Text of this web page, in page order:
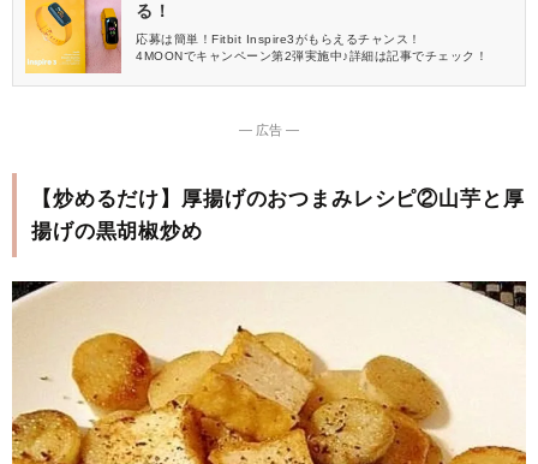
る！
応募は簡単！Fitbit Inspire3がもらえるチャンス！
4MOONでキャンペーン第2弾実施中♪詳細は記事でチェック！
― 広告 ―
【炒めるだけ】厚揚げのおつまみレシピ②山芋と厚
揚げの黒胡椒炒め